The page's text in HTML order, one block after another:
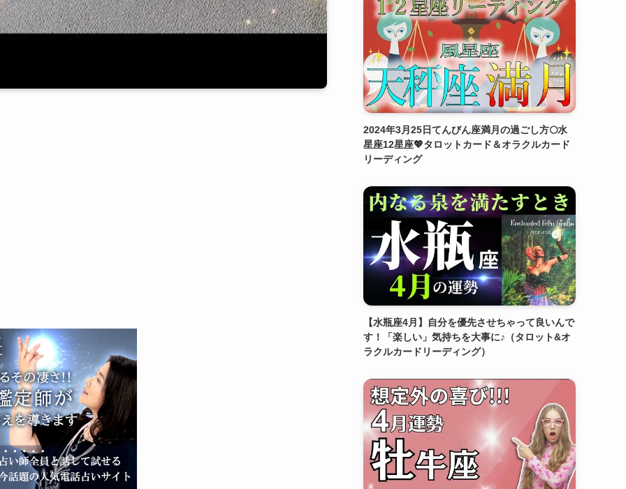
2024年3月25日てんびん座満月の過ごし方🌕水
星座12星座💖タロットカード＆オラクルカード
リーディング
【水瓶座4月】自分を優先させちゃって良いんで
す！「楽しい」気持ちを大事に♪（タロット&オ
ラクルカードリーディング）